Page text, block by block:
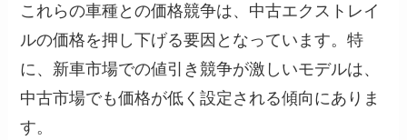
これらの車種との価格競争は、中古エクストレイ
ルの価格を押し下げる要因となっています。特
に、新車市場での値引き競争が激しいモデルは、
中古市場でも価格が低く設定される傾向にありま
す。